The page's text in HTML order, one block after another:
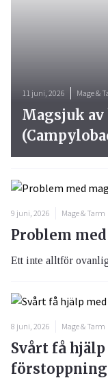
11 juni, 2026 Mage &
Magsjuk
9 juni, 2026 Mage & Tarm
Problem
Ett inte alltför
8 juni, 2026 Mage & Tarm
Svårt få
förstoppning